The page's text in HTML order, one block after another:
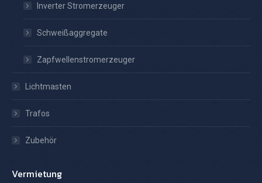
Inverter Stromerzeuger
Schweißaggregate
Zapfwellenstromerzeuger
Lichtmasten
Trafos
Zubehör
Vermietung